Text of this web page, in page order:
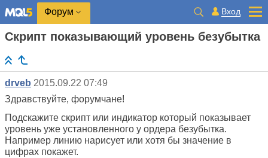
Форум Вход
Скрипт показывающий уровень безубытка
drveb 2015.09.22 07:49
Здравствуйте, форумчане!
Подскажите скрипт или индикатор который показывает
уровень уже установленного у ордера безубытка.
Например линию нарисует или хотя бы значение в
цифрах покажет.